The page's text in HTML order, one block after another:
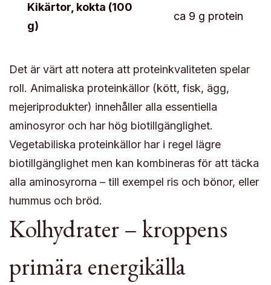
Kikärtor, kokta (100
g)
ca 9 g protein
Det är värt att notera att proteinkvaliteten spelar
roll. Animaliska proteinkällor (kött, fisk, ägg,
mejeriprodukter) innehåller alla essentiella
aminosyror och har hög biotillgänglighet.
Vegetabiliska proteinkällor har i regel lägre
biotillgänglighet men kan kombineras för att täcka
alla aminosyrorna – till exempel ris och bönor, eller
hummus och bröd.
Kolhydrater – kroppens
primära energikälla